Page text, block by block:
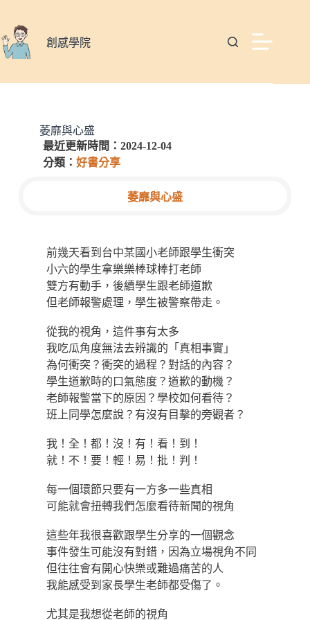
創感學院
萎靡與心盛
最近更新時間：2024-12-04
分類： 好書分享
萎靡與心盛
前幾天看到台中某國小老師跟學生衝突
小六的學生拿樂樂棒球棒打老師
雙方有動手，後續學生跟老師道歉
但老師報警處理，學生被警察帶走。
從我的視角，這件事有太多
我吃瓜角度無法去辨識的「真相事實」
為何衝突？衝突的過程？對話的內容？
學生道歉時的口氣態度？道歉的動機？
老師報警當下的原因？學校如何看待？
班上同學怎麼說？有沒有目擊的旁觀者？
我！全！都！沒！有！看！到！
就！不！要！輕！易！批！判！
每一個環節只要有一方多一些真相
可能就會扭轉我們怎麼看待新聞的視角
這些年我很喜歡跟學生分享的一個觀念
事件發生可能沒有對錯，因為立場視角不同
但往往會有開心快樂或難過痛苦的人
我能感受到家長學生老師都受傷了。
尤其是我想從老師的視角